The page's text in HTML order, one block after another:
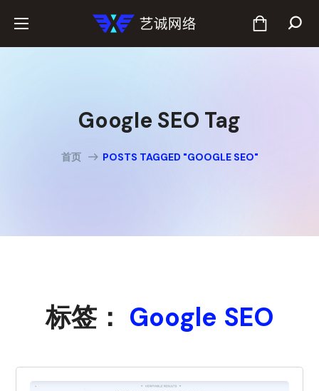
Google SEO Tag
首页 POSTS TAGGED "GOOGLE SEO"
标签： Google SEO